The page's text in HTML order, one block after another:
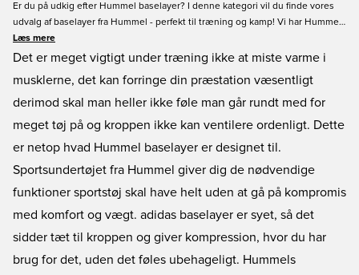
Er du på udkig efter Hummel baselayer? I denne kategori vil du finde vores
udvalg af baselayer fra Hummel - perfekt til træning og kamp! Vi har Hummel
baselayer i forskellige farver størrelser, hvorfor vi er sikre på, at der noget i
denne kategori, som vil imødekomme dine behov! Når du køber Hummel
og det er nemt og sikkert at placere en ordrer online hos Unisport! Køb dit
Hummel baselayer i dag!
Læs mere
Det er meget vigtigt under træning ikke at miste varme i
musklerne, det kan forringe din præstation væsentligt 
derimod skal man heller ikke føle man går rundt med for
meget tøj på og kroppen ikke kan ventilere ordenligt. Dette
er netop hvad Hummel baselayer er designet til.
Sportsundertøjet fra Hummel giver dig de nødvendige
funktioner sportstøj skal have helt uden at gå på kompromis
med komfort og vægt. adidas baselayer er syet, så det
sidder tæt til kroppen og giver kompression, hvor du har
brug for det, uden det føles ubehageligt. Hummels